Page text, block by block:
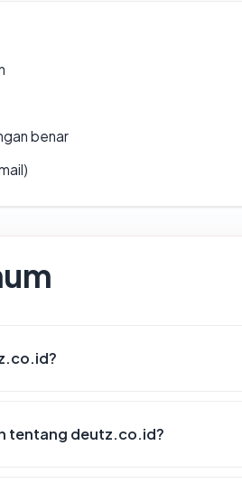
benar
tentang deutz.co.id?